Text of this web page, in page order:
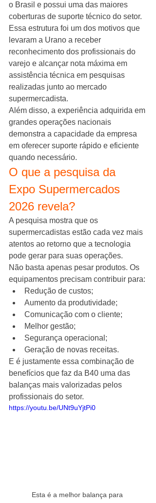
o Brasil e possui uma das maiores
coberturas de suporte técnico do setor.
Essa estrutura foi um dos motivos que
levaram a Urano a receber
reconhecimento dos profissionais do
varejo e alcançar nota máxima em
assistência técnica em pesquisas
realizadas junto ao mercado
supermercadista.
Além disso, a experiência adquirida em
grandes operações nacionais
demonstra a capacidade da empresa
em oferecer suporte rápido e eficiente
quando necessário.
O que a pesquisa da
Expo Supermercados
2026 revela?
A pesquisa mostra que os
supermercadistas estão cada vez mais
atentos ao retorno que a tecnologia
pode gerar para suas operações.
Não basta apenas pesar produtos. Os
equipamentos precisam contribuir para:
Redução de custos;
Aumento da produtividade;
Comunicação com o cliente;
Melhor gestão;
Segurança operacional;
Geração de novas receitas.
E é justamente essa combinação de
benefícios que faz da B40 uma das
balanças mais valorizadas pelos
profissionais do setor.
https://youtu.be/UNt9uYjtPi0
Esta é a melhor balança para